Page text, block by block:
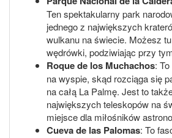
Ten spektakularny park
jednego z największych
wulkanu na świecie. Możesz
wędrówki, podziwiając przy
Roque de los Muchachos:
na wyspie, skąd rozciąga się
na całą La Palmę. Jest to
największych teleskopów na
miejsce dla miłośników
Cueva de las Palomas: To